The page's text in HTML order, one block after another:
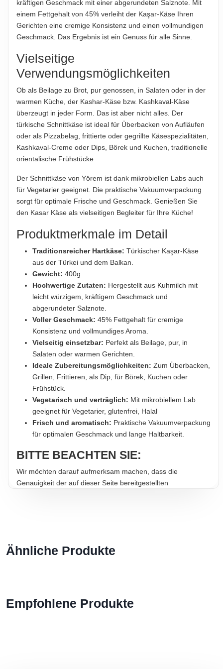
ABTROPFGEWICHT
400g
450g
HERSTELLER
Yörem Gıda Sanayi ve Ticaret A.Ş.
IMPORTEUR
Yörem GmbH
Hinweis zur Haftung: Für die vorstehenden Angaben wird keine Haftung
übernommen. Bitte prüfen Sie die Angaben auf der jeweiligen
kräftigen Geschmack mit einer abgerundeten Salznote. Mit
einem Fettgehalt von 45% verleiht der Kaşar-Käse Ihren
Gerichten eine cremige Konsistenz und einen vollmundigen
Geschmack. Das Ergebnis ist ein Genuss für alle Sinne.
Vielseitige
Verwendungsmöglichkeiten
Ob als Beilage zu Brot, pur genossen, in Salaten oder in der
warmen Küche, der Kashar-Käse bzw. Kashkaval-Käse
überzeugt in jeder Form. Das ist aber nicht alles. Der
türkische Schnittkäse ist ideal für Überbacken von Aufläufen
oder als Pizzabelag, frittierte oder gegrillte Käsespezialitäten,
Kashkaval-Creme oder Dips, Börek und Kuchen, traditionelle
orientalische Frühstücke
Der Schnittkäse von Yörem ist dank mikrobiellen Labs auch
für Vegetarier geeignet. Die praktische Vakuumverpackung
sorgt für optimale Frische und Geschmack. Genießen Sie
den Kasar Käse als vielseitigen Begleiter für Ihre Küche!
Produktmerkmale im Detail
Traditionsreicher Hartkäse: Türkischer Kaşar-Käse
aus der Türkei und dem Balkan.
Gewicht: 400g
Hochwertige Zutaten: Hergestellt aus Kuhmilch mit
leicht würzigem, kräftigem Geschmack und
abgerundeter Salznote.
Voller Geschmack: 45% Fettgehalt für cremige
Konsistenz und vollmundiges Aroma.
Vielseitig einsetzbar: Perfekt als Beilage, pur, in
Salaten oder warmen Gerichten.
Ideale Zubereitungsmöglichkeiten: Zum Überbacken,
Grillen, Frittieren, als Dip, für Börek, Kuchen oder
Frühstück.
Vegetarisch und verträglich: Mit mikrobiellem Lab
geeignet für Vegetarier, glutenfrei, Halal
Frisch und aromatisch: Praktische Vakuumverpackung
für optimalen Geschmack und lange Haltbarkeit.
BITTE BEACHTEN SIE:
Wir möchten darauf aufmerksam machen, dass die
Genauigkeit der auf dieser Seite bereitgestellten
ändern. Dadurch können Angaben zu Zutaten, Nährwerten
nicht ausschließlich auf die Informationen auf unserer
Website zu verlassen. Auch das aktuelle Aussehen des
Ähnliche Produkte
Empfohlene Produkte